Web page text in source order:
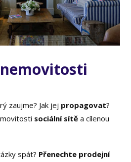
zaujme? Jak jej propagovat?
sociální sítě a cílenou
spát? Přenechte prodejní